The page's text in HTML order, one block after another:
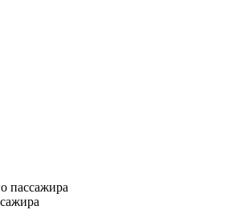
пассажира